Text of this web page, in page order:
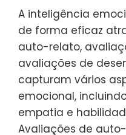
A inteligência
de forma eficaz
auto-relato,
avaliações de
capturam vários
emocional,
empatia e
Avaliações de